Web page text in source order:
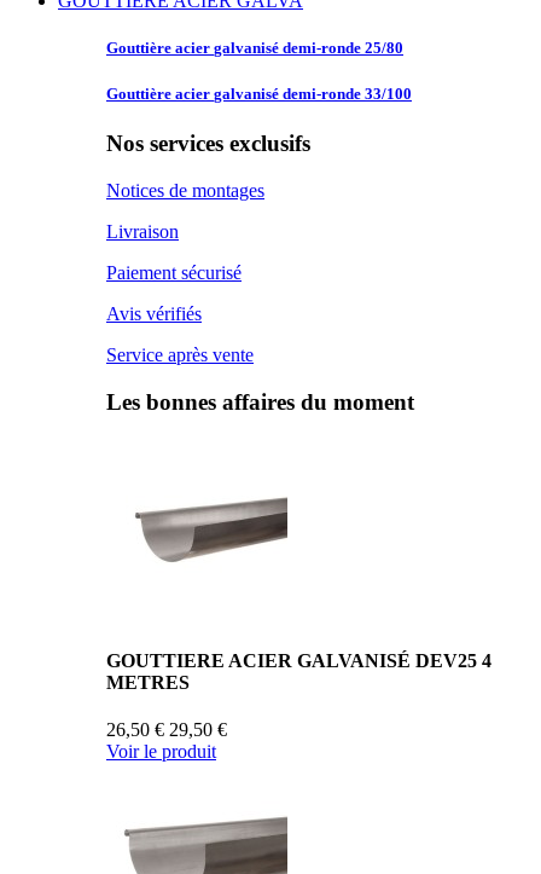
Gouttière acier galvanisé demi-ronde 25/80
Gouttière acier galvanisé demi-ronde 33/100
Nos services exclusifs
Notices de montages
Livraison
Paiement sécurisé
Avis vérifiés
Service après vente
Les bonnes affaires du moment
GOUTTIERE ACIER GALVANISÉ DEV25 4
METRES
26,50 € 29,50 €
Voir le produit